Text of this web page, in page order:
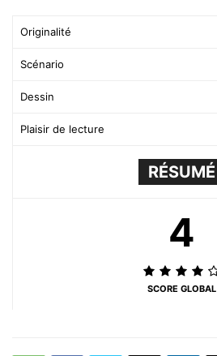
Originalité
Scénario
Dessin
Plaisir de lecture
RÉSUMÉ
4
SCORE GLOBAL